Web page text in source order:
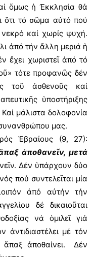
ὅμως ἡ Ἐκκλησία θά
ὅτι τό σῶμα αὐτό πού
καί χωρίς ψυχή.
ἀπό τήν ἄλλη μεριά ἡ
ἔχει χωριστεῖ ἀπό τό
τότε προφανῶς δέν
τοῦ ἀσθενοῦς καί
ὑποστήριξης
μάλιστα δολοφονία
μας.
Ἑβραίους (9, 27):
ἀποθανεῖν, μετά
Δέν ὑπάρχουν δύο
πού συντελεῖται μία
ἀπό αὐτήν τήν
δέ δικαιοῦται
νά ὁμιλεῖ γιά
μέ τόν
ἅπαξ ἀποθαίνει. Δέν